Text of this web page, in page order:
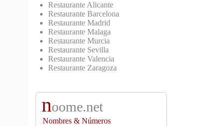
Restaurante Alicante
Restaurante Barcelona
Restaurante Madrid
Restaurante Malaga
Restaurante Murcia
Restaurante Sevilla
Restaurante Valencia
Restaurante Zaragoza
noome.net
Nombres & Números